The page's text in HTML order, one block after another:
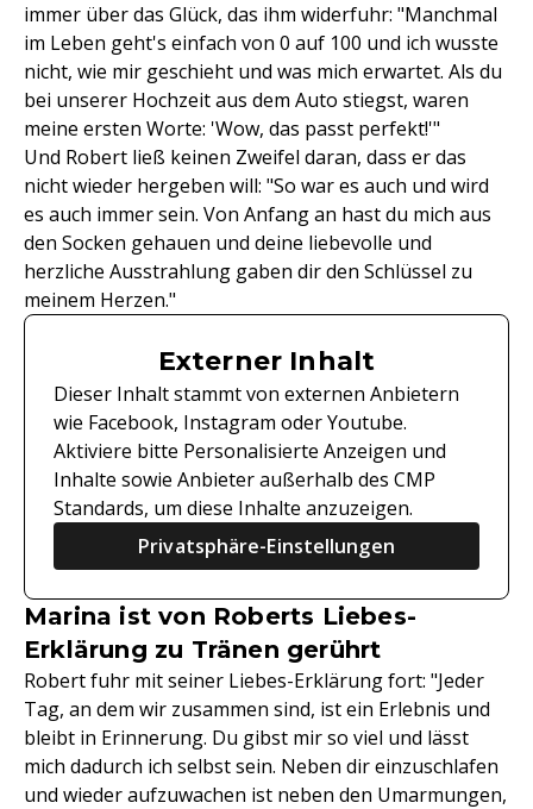
immer über das Glück, das ihm widerfuhr: "Manchmal
im Leben geht's einfach von 0 auf 100 und ich wusste
nicht, wie mir geschieht und was mich erwartet. Als du
bei unserer Hochzeit aus dem Auto stiegst, waren
meine ersten Worte: 'Wow, das passt perfekt!'"
Und Robert ließ keinen Zweifel daran, dass er das
nicht wieder hergeben will: "So war es auch und wird
es auch immer sein. Von Anfang an hast du mich aus
den Socken gehauen und deine liebevolle und
herzliche Ausstrahlung gaben dir den Schlüssel zu
meinem Herzen."
Externer Inhalt
Dieser Inhalt stammt von externen Anbietern
wie Facebook, Instagram oder Youtube.
Aktiviere bitte Personalisierte Anzeigen und
Inhalte sowie Anbieter außerhalb des CMP
Standards, um diese Inhalte anzuzeigen.
Privatsphäre-Einstellungen
Marina ist von Roberts Liebes-
Erklärung zu Tränen gerührt
Robert fuhr mit seiner Liebes-Erklärung fort: "Jeder
Tag, an dem wir zusammen sind, ist ein Erlebnis und
bleibt in Erinnerung. Du gibst mir so viel und lässt
mich dadurch ich selbst sein. Neben dir einzuschlafen
und wieder aufzuwachen ist neben den Umarmungen,